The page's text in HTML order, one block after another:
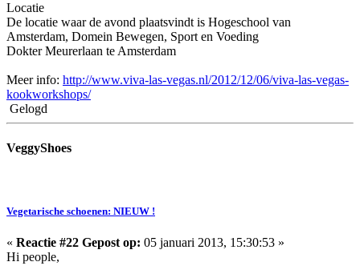
Locatie
De locatie waar de avond plaatsvindt is Hogeschool van
Amsterdam, Domein Bewegen, Sport en Voeding
Dokter Meurerlaan te Amsterdam
Meer info: http://www.viva-las-vegas.nl/2012/12/06/viva-las-vegas-
kookworkshops/
Gelogd
VeggyShoes
Vegetarische schoenen: NIEUW !
« Reactie #22 Gepost op: 05 januari 2013, 15:30:53 »
Hi people,